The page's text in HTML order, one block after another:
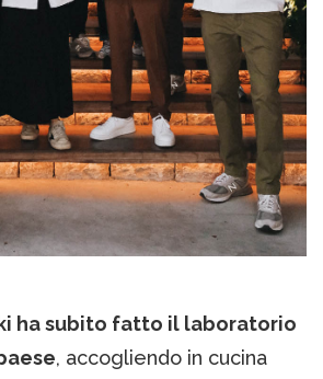
ha subito fatto il laboratorio
, accogliendo in cucina